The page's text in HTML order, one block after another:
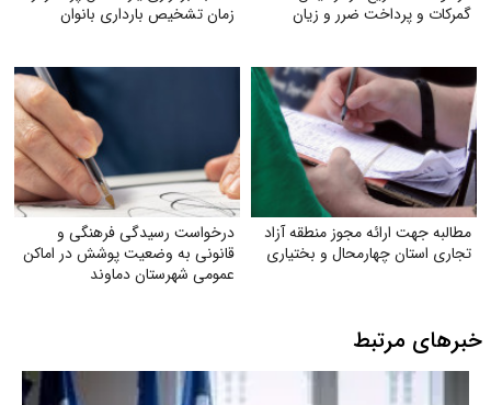
گمرکات و پرداخت ضرر و زیان
زمان تشخیص بارداری بانوان
مطالبه جهت ارائه مجوز منطقه آزاد
تجاری استان چهارمحال و بختیاری
درخواست رسیدگی فرهنگی و
قانونی به وضعیت پوشش در اماکن
عمومی شهرستان دماوند
خبرهای مرتبط